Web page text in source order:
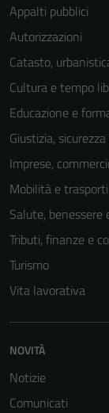
Appalti pubblici
Autorizzazioni
Catasto,
Cultura e tempo
Educazione e
Giustizia,
Imprese,
Mobilità e trasporti
Salute, benessere
Tributi, finanze e
Turismo
Vita lavorativa
NOVITÀ
Notizie
Comunicati